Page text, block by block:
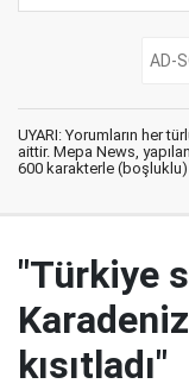
UYARI: Yorumların her
aittir. Mepa News,
600 karakterle (boşluklu)
"Türkiye
kısıtladı"